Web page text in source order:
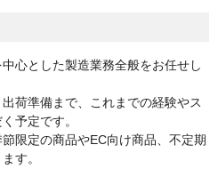
心とした製造業務全般をお任せし
荷準備まで、これまでの経験やス
予定です。
限定の商品やEC向け商品、不定期
す。